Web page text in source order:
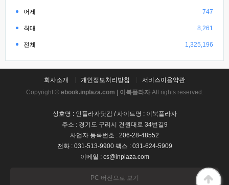
어제 747
최대 8,261
전체 1,325,196
회사소개 개인정보처리방침
서비스이용약관
Copyright © ebook.inplaza.com | 이북플라자All rights reserved.
상호명 : 인플라자닷컴 / 사이트명 : 이북플라자
주소 : 경기도 구리시 건원대로 34번길9
사업자 등록번호 : 206-28-48552
전화 : 031-513-9900 팩스 : 031-624-5909
이메일 : cs@inplaza.com
PC 버전으로 보기